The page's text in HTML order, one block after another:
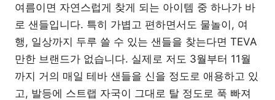
여름이면 자연스럽게 찾게 되는 아이템 중 하나가 바
로 샌들입니다. 특히 가볍고 편하면서도 물놀이, 여
행, 일상까지 두루 쓸 수 있는 샌들을 찾는다면 TEVA
만한 브랜드가 없습니다. 실제로 저도 3월부터 11월
까지 거의 매일 테바 샌들을 신을 정도로 애용하고 있
고, 발등에 스트랩 자국이 그대로 탈 정도로 푹 빠져